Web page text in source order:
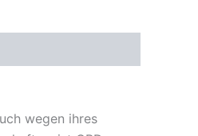
wegen ihres